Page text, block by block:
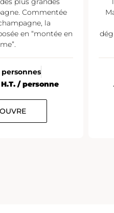
Commentée
la
en “montée en
personnes
/ personne